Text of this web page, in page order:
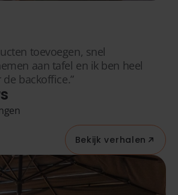
toevoegen, snel
aan tafel en ik ben heel
backoffice.”
Bekijk verhalen